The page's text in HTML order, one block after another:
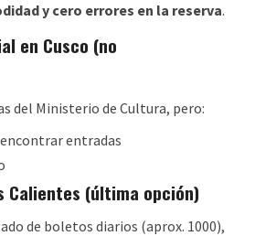
y cero errores en la reserva.
en Cusco (no
del Ministerio de Cultura, pero:
entradas
Calientes (última opción)
de boletos diarios (aprox. 1000),